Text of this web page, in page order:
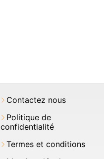
Contactez nous
Politique de
confidentialité
Termes et conditions